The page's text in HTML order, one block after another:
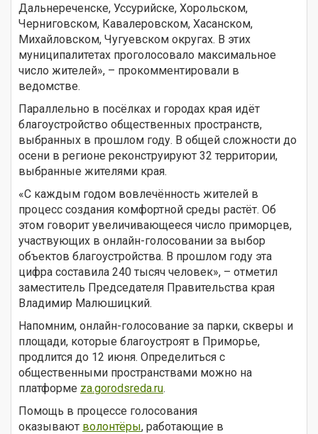
Дальнереченске, Уссурийске, Хорольском,
Черниговском, Кавалеровском, Хасанском,
Михайловском, Чугуевском округах. В этих
муниципалитетах проголосовало максимальное
число жителей», – прокомментировали в
ведомстве.
Параллельно в посёлках и городах края идёт
благоустройство общественных пространств,
выбранных в прошлом году. В общей сложности до
осени в регионе реконструируют 32 территории,
выбранные жителями края.
«С каждым годом вовлечённость жителей в
процесс создания комфортной среды растёт. Об
этом говорит увеличивающееся число приморцев,
участвующих в онлайн-голосовании за выбор
объектов благоустройства. В прошлом году эта
цифра составила 240 тысяч человек», – отметил
заместитель Председателя Правительства края
Владимир Малюшицкий.
Напомним, онлайн-голосование за парки, скверы и
площади, которые благоустроят в Приморье,
продлится до 12 июня. Определиться с
общественными пространствами можно на
платформе za.gorodsreda.ru.
Помощь в процессе голосования
оказывают волонтёры, работающие в